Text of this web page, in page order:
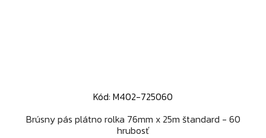
Kód: M402-725060
Brúsny pás plátno rolka 76mm x 25m štandard - 60
hrubosť